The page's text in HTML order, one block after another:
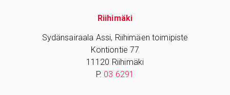
Riihimäki
Sydänsairaala Assi, Riihimäen toimipiste
Kontiontie 77
11120 Riihimäki
P. 03 6291